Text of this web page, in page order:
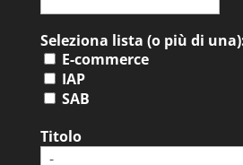
Seleziona lista (o più di
E-commerce
IAP
SAB
Titolo